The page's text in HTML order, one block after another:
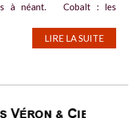
à néant. Cobalt : les
LIRE LA SUITE